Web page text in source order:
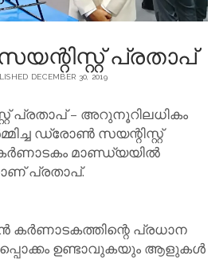
പ്രതാപ്
DECEMBER 30, 2019
പ്രതാപ് – അറുനൂറിലധികം
ഡ്രോൺ സയന്റിസ്റ്റ്
കർണാടകം മാണ്ഡ്യയിൽ
പ്രതാപ്.
കർണാടകത്തിന്റെ പ്രധാന
ഉണ്ടാവുകയും ആളുകൾ